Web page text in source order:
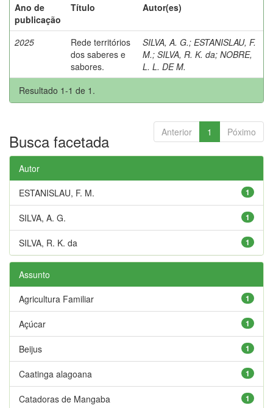
Ano de
publicação
Título Autor(es)
2025
Rede territórios
dos saberes e
sabores.
SILVA, A. G.; ESTANISLAU, F.
M.; SILVA, R. K. da; NOBRE,
L. L. DE M.
Resultado 1-1 de 1.
Anterior 1 Póximo
Busca facetada
Autor
1
ESTANISLAU, F. M.
1
SILVA, A. G.
1
SILVA, R. K. da
Assunto
1
Agricultura Familiar
1
Açúcar
1
Beijus
1
Caatinga alagoana
1
Catadoras de Mangaba